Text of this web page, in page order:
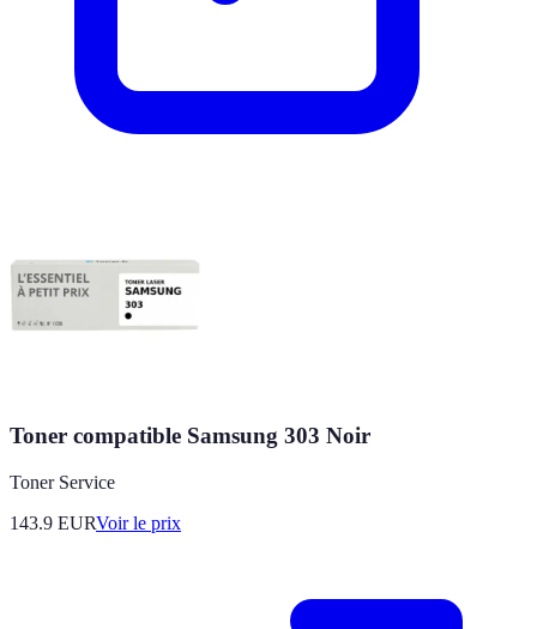
Toner compatible Samsung 303 Noir
Toner Service
143.9 EURVoir le prix